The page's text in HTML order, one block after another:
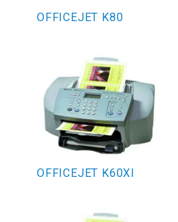
OFFICEJET K80
OFFICEJET K60XI